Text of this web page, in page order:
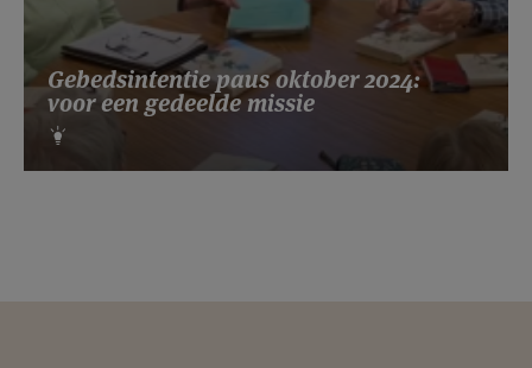
Gebedsintentie paus oktober 2024:
voor een gedeelde missie